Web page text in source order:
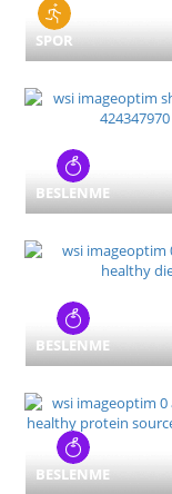
SPOR
BESLENME
BESLENME
BESLENME